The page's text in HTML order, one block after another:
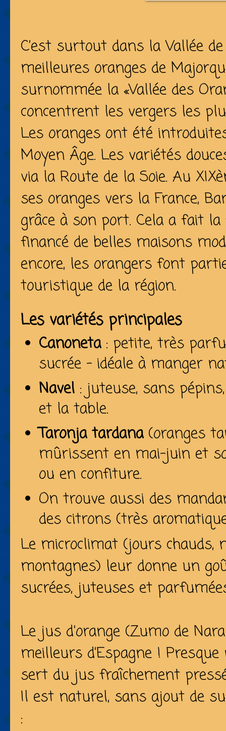
C’est surtout dans laVallée
meilleures oranges de
surnommée la «Vallée des
concentrent les vergers les
Les oranges ont été
Moyen Âge. Les variétés
via la Route de la Soie. Au
ses oranges vers la France,
grâce à son port. Cela a fait
financé de belles maisons
encore, les orangers font
touristique de la région.
Les variétés principales
Canoneta: petite, très
sucrée – idéale à manger
Navel : juteuse, sans
et la table.
Taronja tardana(oranges
mûrissent en mai-juin et
ou en confiture.
On trouve aussi des
des citrons (très
Le microclimat (jours chauds,
montagnes) leur donne un
sucrées, juteuses et
Le jus d'orange (Zumo de
meilleurs d’Espagne !
sert du jus fraîchement
Il est naturel, sans ajout de
: